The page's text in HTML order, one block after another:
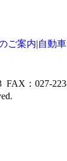
ご案内|自動
FAX：027-